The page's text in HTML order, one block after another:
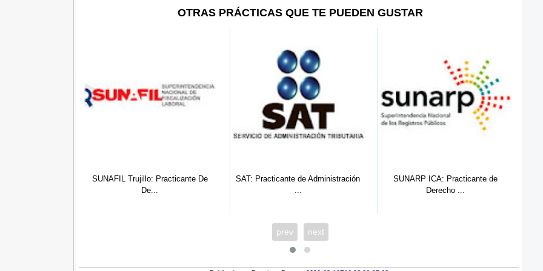
OTRAS PRÁCTICAS QUE TE PUEDEN GUSTAR
SAT: Practicante de Administración
...
SUNARP ICA: Practicante de
Derecho ...
SUNARP PUCALLPA: Practicante de
Der...
prev next